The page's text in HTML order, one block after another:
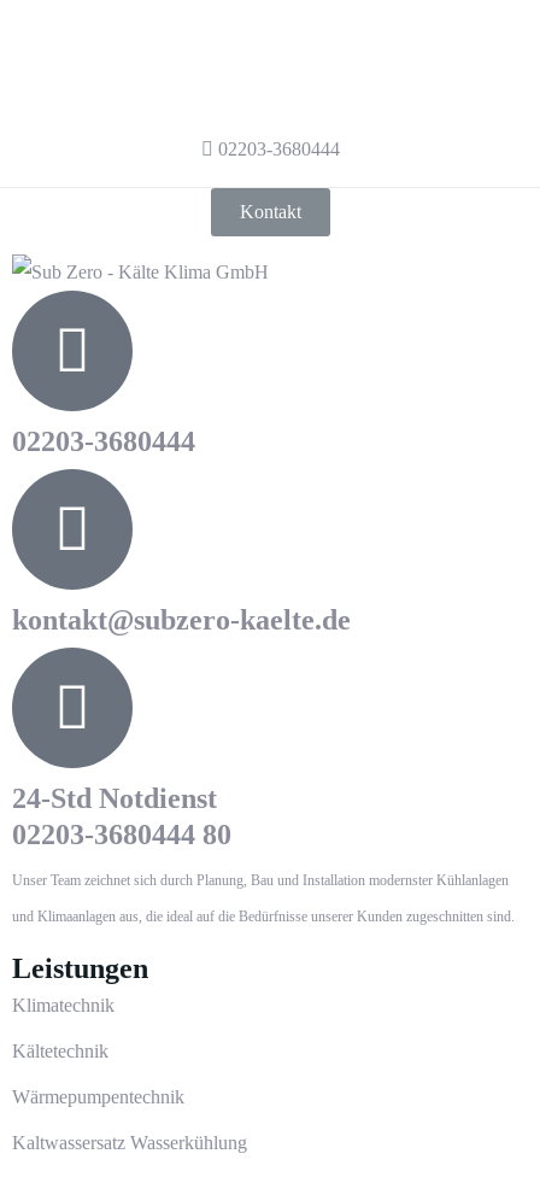
02203-3680444
Kontakt
02203-3680444
kontakt@subzero-kaelte.de
24-Std Notdienst
02203-3680444 80
Unser Team zeichnet sich durch Planung, Bau und Installation modernster Kühlanlagen
und Klimaanlagen aus, die ideal auf die Bedürfnisse unserer Kunden zugeschnitten sind.
Leistungen
Klimatechnik
Kältetechnik
Wärmepumpentechnik
Kaltwassersatz Wasserkühlung